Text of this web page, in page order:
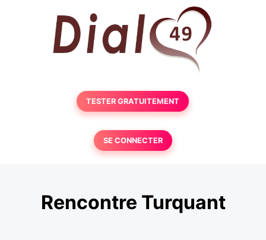
TESTER GRATUITEMENT
SE CONNECTER
Rencontre Turquant